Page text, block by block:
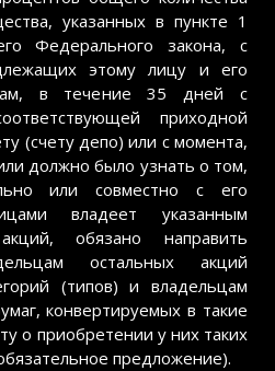
указанных в пункте 1
Федерального закона, с
этому лицу и его
в течение 35 дней с
приходной
(счету депо) или с момента,
должно было узнать о том,
или совместно с его
владеет указанным
обязано направить
остальных акций
(типов) и владельцам
конвертируемых в такие
о приобретении у них таких
предложение).